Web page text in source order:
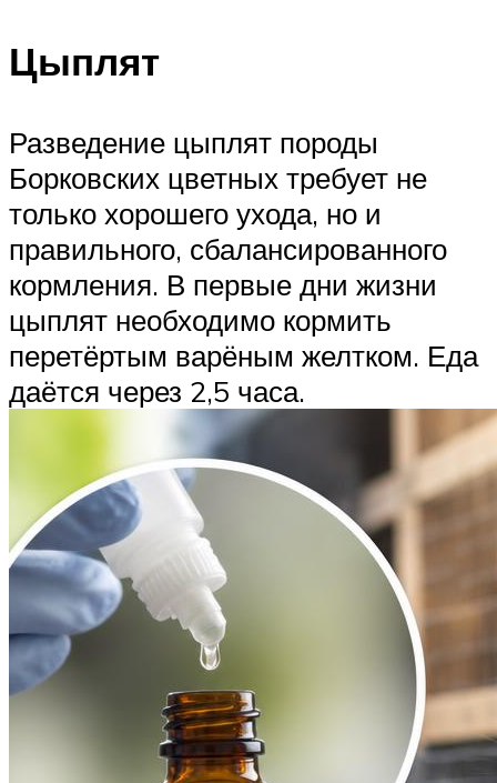
Цыплят
Разведение цыплят породы
Борковских цветных требует не
только хорошего ухода, но и
правильного, сбалансированного
кормления. В первые дни жизни
цыплят необходимо кормить
перетёртым варёным желтком. Еда
даётся через 2,5 часа.